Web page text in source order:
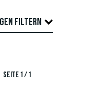
FILTERN
SEITE 1 / 1